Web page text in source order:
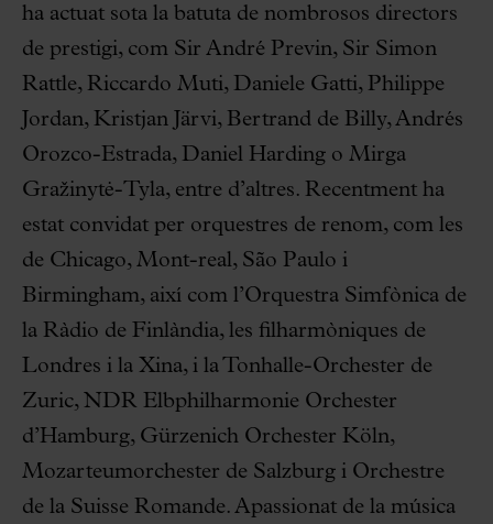
ha actuat sota la batuta de nombrosos directors
de prestigi, com Sir André Previn, Sir Simon
Rattle, Riccardo Muti, Daniele Gatti, Philippe
Jordan, Kristjan Järvi, Bertrand de Billy, Andrés
Orozco-Estrada, Daniel Harding o Mirga
Gražinytė-Tyla, entre d’altres. Recentment ha
estat convidat per orquestres de renom, com les
de Chicago, Mont-real, São Paulo i
Birmingham, així com l’Orquestra Simfònica de
la Ràdio de Finlàndia, les filharmòniques de
Londres i la Xina, i la Tonhalle-Orchester de
Zuric, NDR Elbphilharmonie Orchester
d’Hamburg, Gürzenich Orchester Köln,
Mozarteumorchester de Salzburg i Orchestre
de la Suisse Romande. Apassionat de la música